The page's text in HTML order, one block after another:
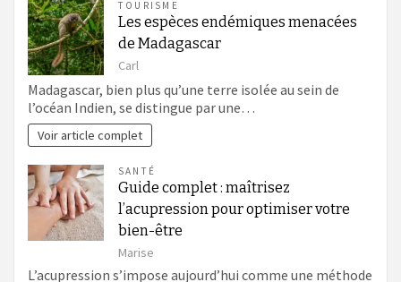
TOURISME
Les espèces endémiques menacées
de Madagascar
Carl
Madagascar, bien plus qu’une terre isolée au sein de
l’océan Indien, se distingue par une…
Voir article complet
SANTÉ
Guide complet : maîtrisez
l’acupression pour optimiser votre
bien-être
Marise
L’acupression s’impose aujourd’hui comme une méthode